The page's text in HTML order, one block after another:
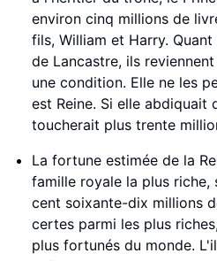
environ cinq millions de
fils, William et Harry.
de Lancastre, ils
une condition. Elle ne les
est Reine. Si elle abdiquait
toucherait plus trente
La fortune estimée de la
famille royale la plus riche,
cent soixante-dix millions
certes parmi les plus
plus fortunés du monde.